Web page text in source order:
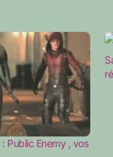
Public Enemy , vos